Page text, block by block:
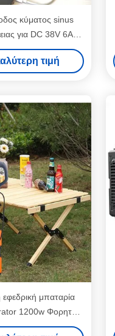
κύματος sinus
για DC 38V 6A
αναγκών
τιμή
μπαταρία
1200w Φορητός
ενέργειας 600wh